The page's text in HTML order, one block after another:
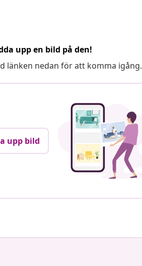
upp en bild på den!
länken nedan för att komma igång.
upp bild